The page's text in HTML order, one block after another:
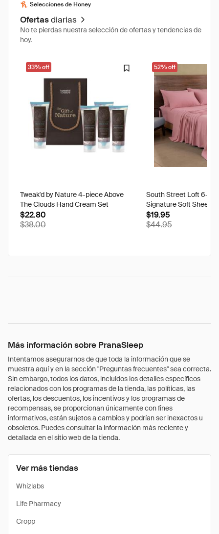
Selecciones de Honey
Ofertasdiarias
No te pierdas nuestra selección de ofertas y tendencias de
hoy.
33% off
Tweak'd by Nature 4-piece Above
The Clouds Hand Cream Set
$22.80
$38.00
52% off
South Street Loft 6-
Signature Soft Sheet
$19.95
$44.95
Más información sobre PranaSleep
Intentamos asegurarnos de que toda la información que se
muestra aquí y en la sección "Preguntas frecuentes" sea correcta.
Sin embargo, todos los datos, incluidos los detalles específicos
relacionados con los programas de la tienda, las políticas, las
ofertas, los descuentos, los incentivos y los programas de
recompensas, se proporcionan únicamente con fines
informativos, están sujetos a cambios y podrían ser inexactos u
obsoletos. Puedes consultar la información más reciente y
detallada en el sitio web de la tienda.
Ver más tiendas
Whizlabs
Life Pharmacy
Cropp